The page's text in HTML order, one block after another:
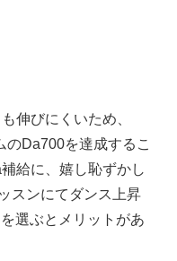
伸びにくいため、
のDa700を達成するこ
給に、嬉し恥ずかし
スンにてダンス上昇
選ぶとメリットがあ